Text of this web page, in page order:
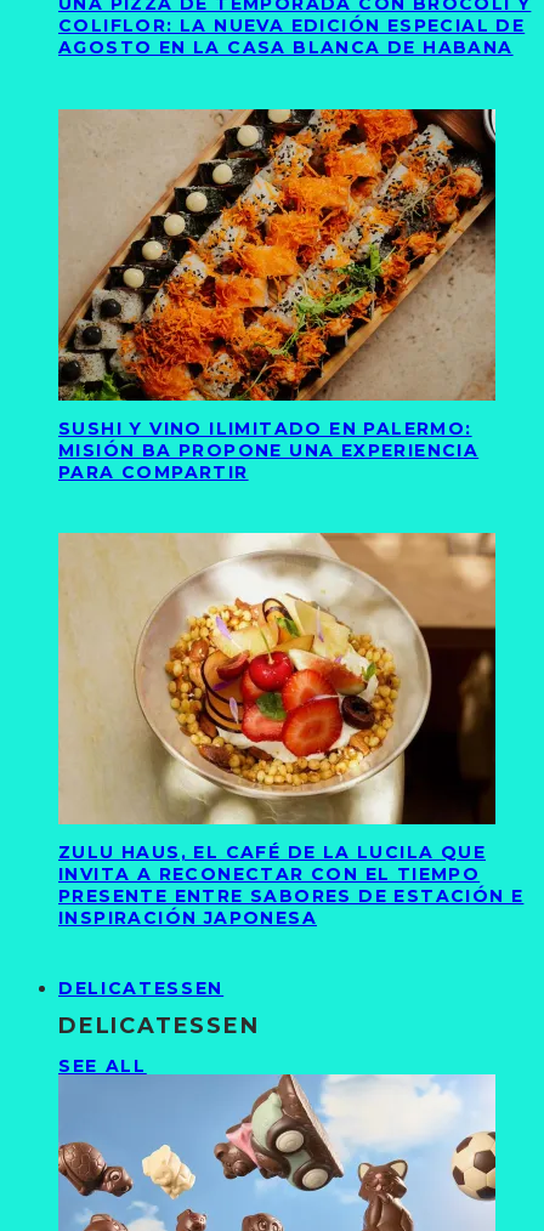
COLIFLOR: LA NUEVA EDICIÓN ESPECIAL DE
AGOSTO EN LA CASA BLANCA DE HABANA
SUSHI Y VINO ILIMITADO EN PALERMO:
MISIÓN BA PROPONE UNA EXPERIENCIA
PARA COMPARTIR
ZULU HAUS, EL CAFÉ DE LA LUCILA QUE
INVITA A RECONECTAR CON EL TIEMPO
PRESENTE ENTRE SABORES DE ESTACIÓN E
INSPIRACIÓN JAPONESA
DELICATESSEN
DELICATESSEN
SEE ALL